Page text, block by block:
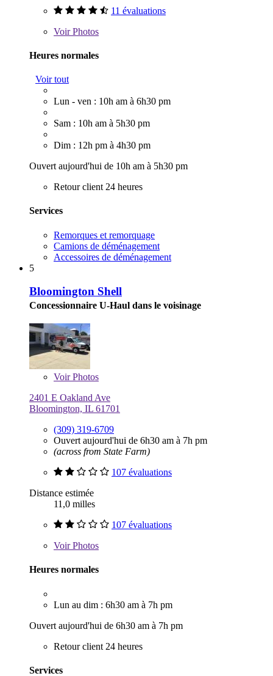
11 évaluations
VoirPhotos
Heures normales
Voir tout
Lun - ven : 10h am à 6h30 pm
Sam : 10h am à 5h30 pm
Dim : 12h pm à 4h30 pm
Ouvert aujourd'hui de 10h am à 5h30 pm
Retour client 24 heures
Services
Remorques et remorquage
Camions de déménagement
Accessoires de déménagement
5
Bloomington Shell
Concessionnaire U-Haul dans le voisinage
VoirPhotos
2401 E Oakland Ave
Bloomington, IL 61701
(309) 319-6709
Ouvert aujourd'hui de 6h30 am à 7h pm
(across from State Farm)
107 évaluations
Distance estimée
11,0 milles
107 évaluations
VoirPhotos
Heures normales
Lun au dim : 6h30 am à 7h pm
Ouvert aujourd'hui de 6h30 am à 7h pm
Retour client 24 heures
Services